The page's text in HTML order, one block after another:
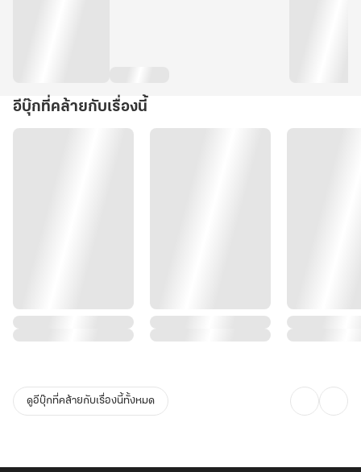
อีบุ๊กที่คล้ายกับเรื่องนี้
ดูอีบุ๊กที่คล้ายกับเรื่องนี้ทั้งหมด